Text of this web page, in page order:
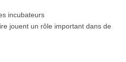
incubateurs
jouent un rôle important dans de